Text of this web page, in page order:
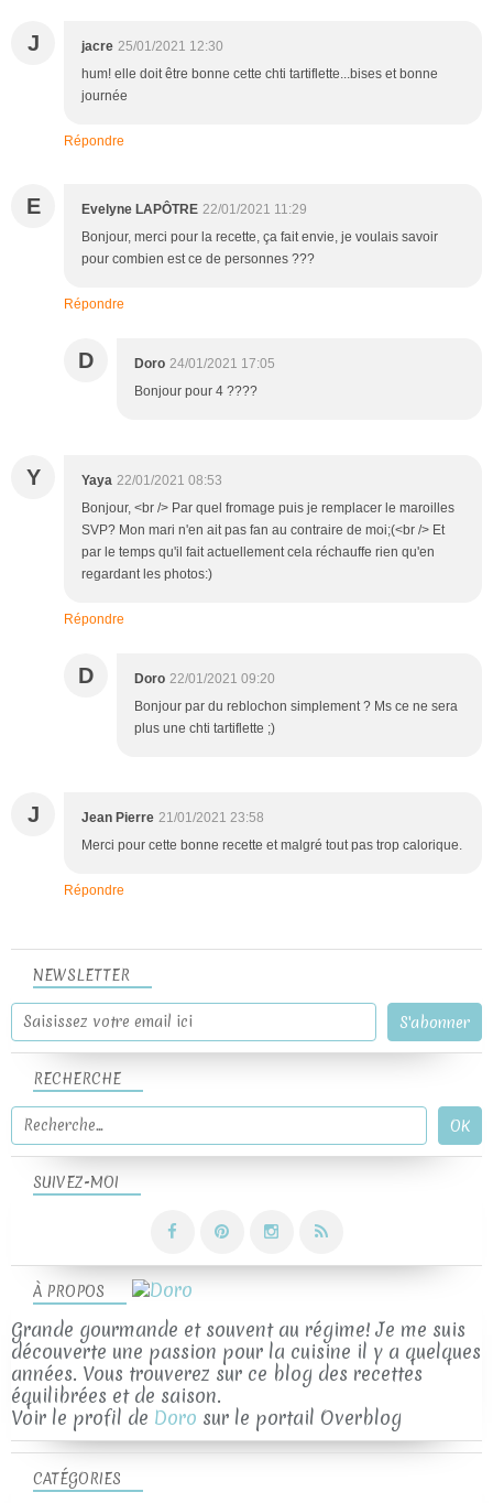
J jacre 25/01/2021 12:30
hum! elle doit être bonne cette chti tartiflette...bises et bonne
journée
Répondre
E Evelyne LAPÔTRE 22/01/2021 11:29
Bonjour, merci pour la recette, ça fait envie, je voulais savoir
pour combien est ce de personnes ???
Répondre
D Doro 24/01/2021 17:05
Bonjour pour 4 ????
Y Yaya 22/01/2021 08:53
Bonjour, <br /> Par quel fromage puis je remplacer le maroilles
SVP? Mon mari n'en ait pas fan au contraire de moi;(<br /> Et
par le temps qu'il fait actuellement cela réchauffe rien qu'en
regardant les photos:)
Répondre
D Doro 22/01/2021 09:20
Bonjour par du reblochon simplement ? Ms ce ne sera
plus une chti tartiflette ;)
J Jean Pierre 21/01/2021 23:58
Merci pour cette bonne recette et malgré tout pas trop calorique.
Répondre
NEWSLETTER
SUIVEZ-MOI
RECHERCHE
À PROPOS
Grande gourmande et souvent au régime! Je me suis
découverte une passion pour la cuisine il y a quelques
années. Vous trouverez sur ce blog des recettes
équilibrées et de saison.
Voir le profil de Doro sur le portail Overblog
CATÉGORIES